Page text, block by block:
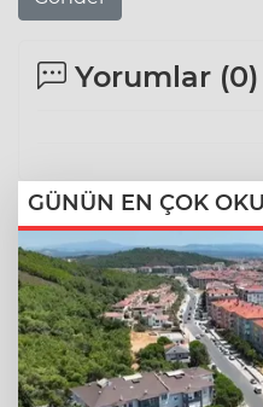
Yorumlar (0)
GÜNÜN EN ÇOK